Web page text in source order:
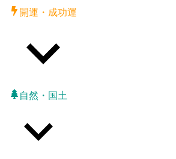
開運・成功運
自然・国土